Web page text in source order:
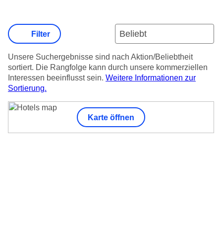
Unsere Suchergebnisse sind nach Aktion/Beliebtheit
sortiert. Die Rangfolge kann durch unsere kommerziellen
Interessen beeinflusst sein. Weitere Informationen zur
Sortierung.
Karte öffnen
Filter